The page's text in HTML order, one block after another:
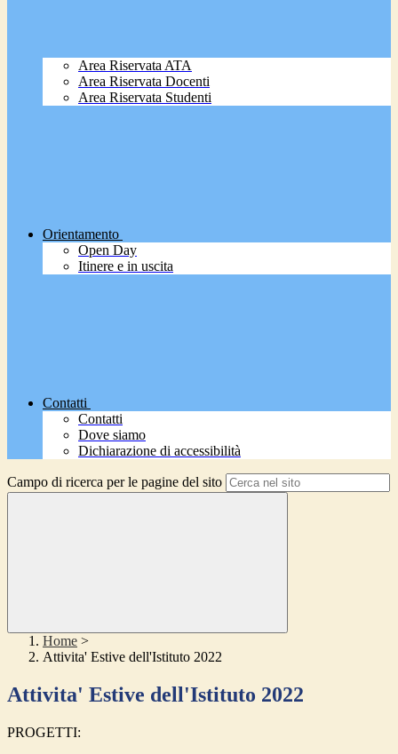
Area Riservata ATA
Area Riservata Docenti
Area Riservata Studenti
Orientamento
Open Day
Itinere e in uscita
Contatti
Contatti
Dove siamo
Dichiarazione di accessibilità
Campo di ricerca per le pagine del sito
Home >
Attivita' Estive dell'Istituto 2022
Attivita' Estive dell'Istituto 2022
PROGETTI: